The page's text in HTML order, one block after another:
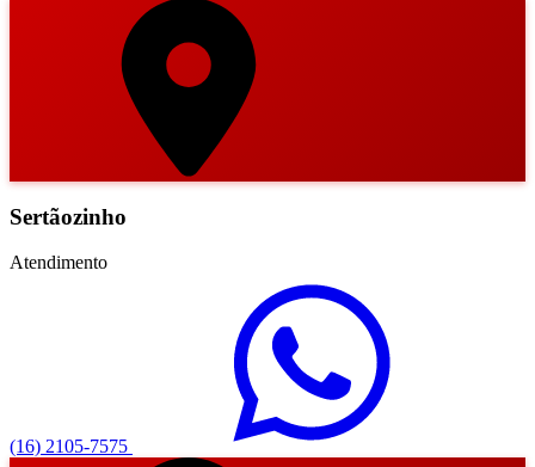
Sertãozinho
Atendimento
(16) 2105-7575